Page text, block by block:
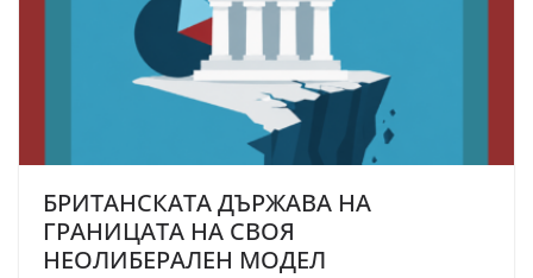
БРИТАНСКАТА ДЪРЖАВА НА
ГРАНИЦАТА НА СВОЯ
НЕОЛИБЕРАЛЕН МОДЕЛ